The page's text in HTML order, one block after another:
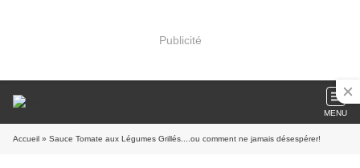
Publicité
MENU
Accueil » Sauce Tomate aux Légumes Grillés....ou comment ne jamais désespérer!